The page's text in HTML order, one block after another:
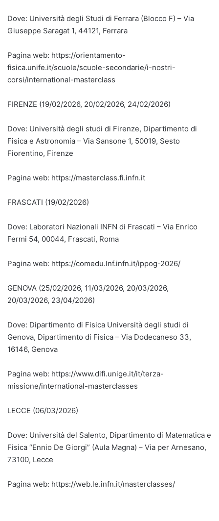
Dove: Università degli Studi di Ferrara (Blocco F) – Via
Giuseppe Saragat 1, 44121, Ferrara
Pagina web: https://orientamento-
fisica.unife.it/scuole/scuole-secondarie/i-nostri-
corsi/international-masterclass
FIRENZE (19/02/2026, 20/02/2026, 24/02/2026)
Dove: Università degli studi di Firenze, Dipartimento di
Fisica e Astronomia – Via Sansone 1, 50019, Sesto
Fiorentino, Firenze
Pagina web: https://masterclass.fi.infn.it
FRASCATI (19/02/2026)
Dove: Laboratori Nazionali INFN di Frascati – Via Enrico
Fermi 54, 00044, Frascati, Roma
Pagina web: https://comedu.lnf.infn.it/ippog-2026/
GENOVA (25/02/2026, 11/03/2026, 20/03/2026,
20/03/2026, 23/04/2026)
Dove: Dipartimento di Fisica Università degli studi di
Genova, Dipartimento di Fisica – Via Dodecaneso 33,
16146, Genova
Pagina web: https://www.difi.unige.it/it/terza-
missione/international-masterclasses
LECCE (06/03/2026)
Dove: Università del Salento, Dipartimento di Matematica e
Fisica “Ennio De Giorgi” (Aula Magna) – Via per Arnesano,
73100, Lecce
Pagina web: https://web.le.infn.it/masterclasses/